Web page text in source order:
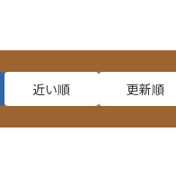
近い順 更新順